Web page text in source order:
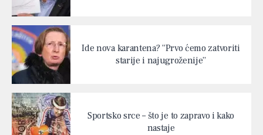
Ide nova karantena? “Prvo ćemo zatvoriti
starije i najugroženije”
Sportsko srce – što je to zapravo i kako
nastaje